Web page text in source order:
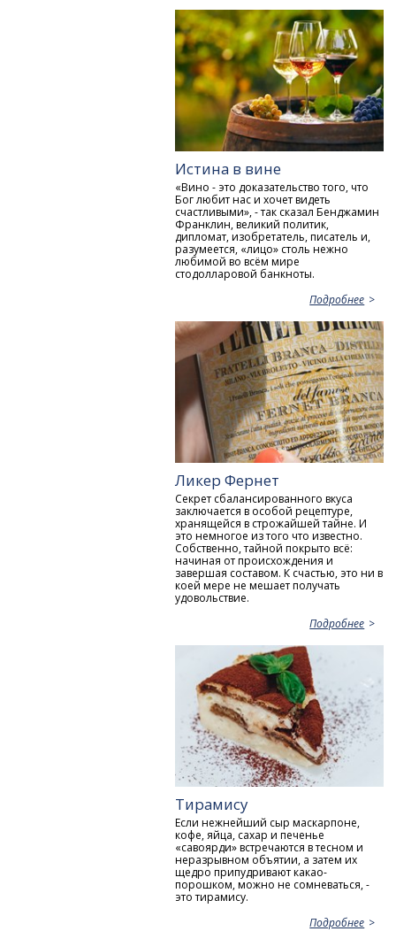
Истина в вине
«Вино - это доказательство того, что
Бог любит нас и хочет видеть
счастливыми», - так сказал Бенджамин
Франклин, великий политик,
дипломат, изобретатель, писатель и,
разумеется, «лицо» столь нежно
любимой во всём мире
стодолларовой банкноты.
Подробнее
Ликер Фернет
Секрет сбалансированного вкуса
заключается в особой рецептуре,
хранящейся в строжайшей тайне. И
это немногое из того что известно.
Собственно, тайной покрыто всё:
начиная от происхождения и
завершая составом. К счастью, это ни в
коей мере не мешает получать
удовольствие.
Подробнее
Тирамису
Если нежнейший сыр маскарпоне,
кофе, яйца, сахар и печенье
«савоярди» встречаются в тесном и
неразрывном объятии, а затем их
щедро припудривают какао-
порошком, можно не сомневаться, -
это тирамису.
Подробнее